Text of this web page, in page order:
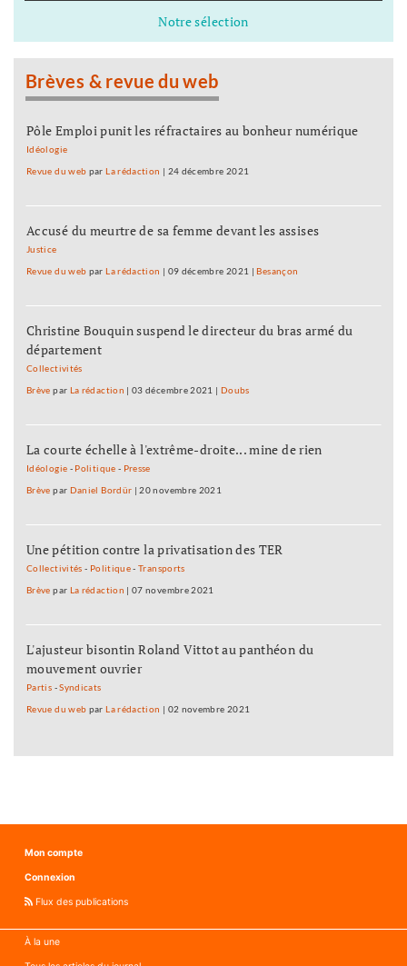
Notre sélection
Brèves & revue du web
Pôle Emploi punit les réfractaires au bonheur numérique
Idéologie
Revue du web par La rédaction 24 décembre 2021
Accusé du meurtre de sa femme devant les assises
Justice
Revue du web par La rédaction 09 décembre 2021 Besançon
Christine Bouquin suspend le directeur du bras armé du
département
Collectivités
Brève par La rédaction |03 décembre 2021 Doubs
La courte échelle à l'extrême-droite... mine de rien
Idéologie - Politique - Presse
Brève par Daniel Bordür |20 novembre 2021
Une pétition contre la privatisation des TER
Collectivités - Politique-Transports
Brève par La rédaction |07 novembre 2021
L'ajusteur bisontin Roland Vittot au panthéon du
mouvement ouvrier
Partis -Syndicats
Revue du web par La rédaction 02 novembre 2021
Mon compte
Connexion
Flux des publications
À la une